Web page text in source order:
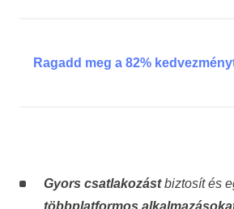
Ragadd meg a 82%
Gyors csatlakozástbiztosít és
többplatformos